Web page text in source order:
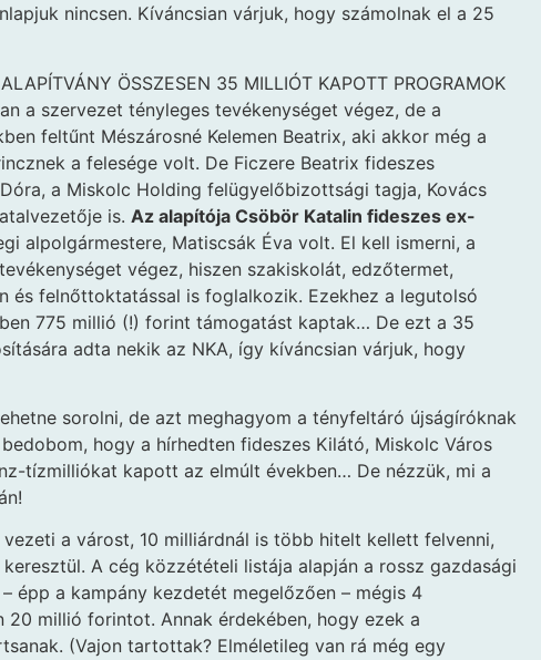
nincsen. Kíváncsian várjuk, hogy számolnak el a 25
ÖSSZESEN 35 MILLIÓT KAPOTT PROGRAMOK
a szervezet tényleges tevékenységet végez, de a
feltűnt Mészárosné Kelemen Beatrix, aki akkor még a
a felesége volt. De Ficzere Beatrix fideszes
a Miskolc Holding felügyelőbizottsági tagja, Kovács
is. Az alapítója Csöbör Katalin fideszes ex-
alpolgármestere, Matiscsák Éva volt. El kell ismerni, a
végez, hiszen szakiskolát, edzőtermet,
felnőttoktatással is foglalkozik. Ezekhez a legutolsó
775 millió (!) forint támogatást kaptak… De ezt a 35
adta nekik az NKA, így kíváncsian várjuk, hogy
sorolni, de azt meghagyom a tényfeltáró újságíróknak
hogy a hírhedten fideszes Kilátó, Miskolc Város
tízmilliókat kapott az elmúlt években… De nézzük, mi a
a várost, 10 milliárdnál is több hitelt kellett felvenni,
A cég közzétételi listája alapján a rossz gazdasági
épp a kampány kezdetét megelőzően – mégis 4
millió forintot. Annak érdekében, hogy ezek a
(Vajon tartottak? Elméletileg van rá még egy